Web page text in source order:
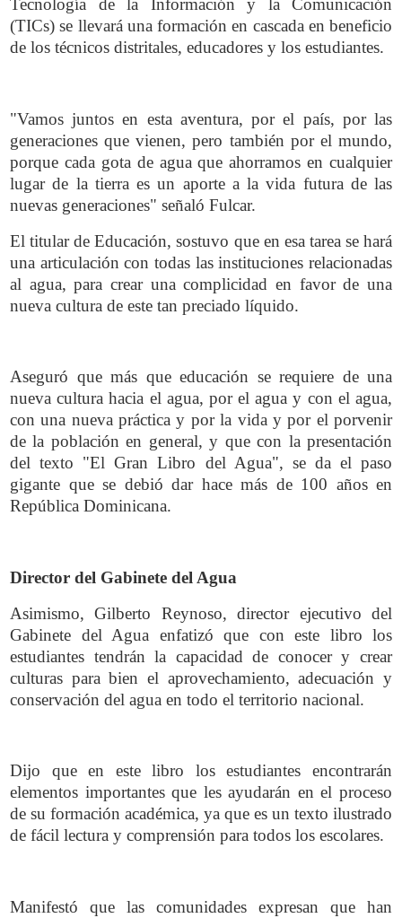
Tecnología de la Información y la Comunicación
(TICs) se llevará una formación en cascada en beneficio
de los técnicos distritales, educadores y los estudiantes.
"Vamos juntos en esta aventura, por el país, por las
generaciones que vienen, pero también por el mundo,
porque cada gota de agua que ahorramos en cualquier
lugar de la tierra es un aporte a la vida futura de las
nuevas generaciones" señaló Fulcar.
El titular de Educación, sostuvo que en esa tarea se hará
una articulación con todas las instituciones relacionadas
al agua, para crear una complicidad en favor de una
nueva cultura de este tan preciado líquido.
Aseguró que más que educación se requiere de una
nueva cultura hacia el agua, por el agua y con el agua,
con una nueva práctica y por la vida y por el porvenir
de la población en general, y que con la presentación
del texto "El Gran Libro del Agua", se da el paso
gigante que se debió dar hace más de 100 años en
República Dominicana.
Director del Gabinete del Agua
Asimismo, Gilberto Reynoso, director ejecutivo del
Gabinete del Agua enfatizó que con este libro los
estudiantes tendrán la capacidad de conocer y crear
culturas para bien el aprovechamiento, adecuación y
conservación del agua en todo el territorio nacional.
Dijo que en este libro los estudiantes encontrarán
elementos importantes que les ayudarán en el proceso
de su formación académica, ya que es un texto ilustrado
de fácil lectura y comprensión para todos los escolares.
Manifestó que las comunidades expresan que han